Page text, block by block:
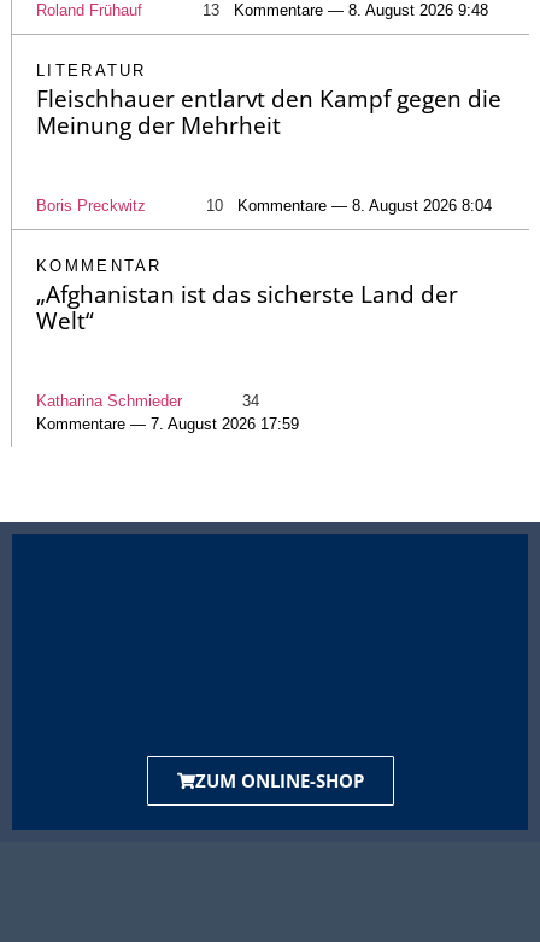
Roland Frühauf 13 Kommentare — 8. August 2026 9:48
LITERATUR
Fleischhauer entlarvt den Kampf gegen die
Meinung der Mehrheit
Boris Preckwitz 10 Kommentare — 8. August 2026 8:04
KOMMENTAR
„Afghanistan ist das sicherste Land der
Welt“
Katharina Schmieder
34
Kommentare — 7. August 2026 17:59
ZUM ONLINE-SHOP